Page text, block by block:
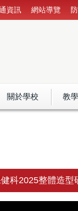
資訊 網站導覽
關於學校 教
健科2025整體造型